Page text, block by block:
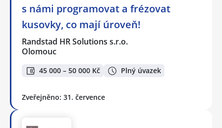
s námi programovat a frézovat
kusovky, co mají úroveň!
Randstad HR Solutions s.r.o.
Olomouc
45 000 – 50 000 Kč Plný úvazek
Zveřejněno: 31. července